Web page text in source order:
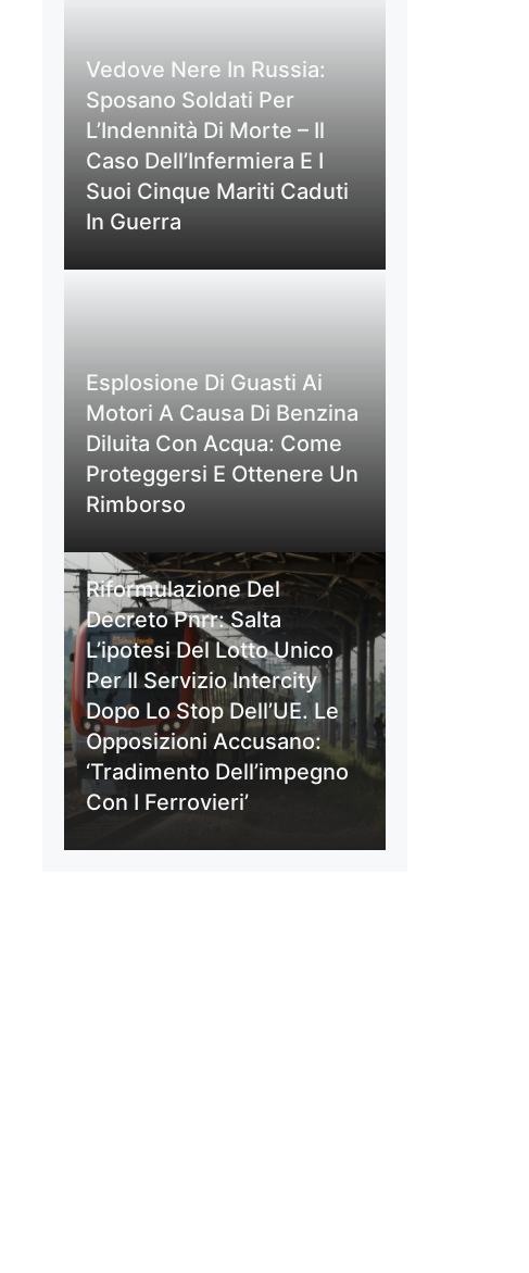
Vedove Nere In Russia:
Sposano Soldati Per
L’Indennità Di Morte – Il
Caso Dell’Infermiera E I
Suoi Cinque Mariti Caduti
In Guerra
Esplosione Di Guasti Ai
Motori A Causa Di Benzina
Diluita Con Acqua: Come
Proteggersi E Ottenere Un
Rimborso
Riformulazione Del
Decreto Pnrr: Salta
L’ipotesi Del Lotto Unico
Per Il Servizio Intercity
Dopo Lo Stop Dell’UE. Le
Opposizioni Accusano:
‘Tradimento Dell’impegno
Con I Ferrovieri’